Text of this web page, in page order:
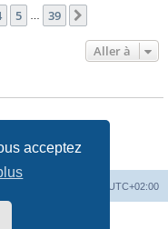
acceptez
5 39
Aller à
UTC+02:00
© phpBB Limited